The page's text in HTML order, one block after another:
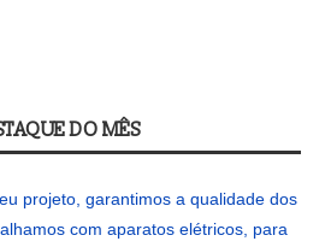
DO MÊS
projeto, garantimos a qualidade dos
com aparatos elétricos, para